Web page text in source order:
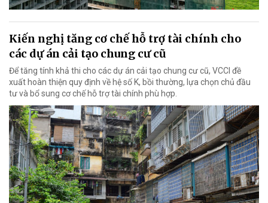
Kiến nghị tăng cơ chế hỗ trợ tài chính cho
các dự án cải tạo chung cư cũ
Để tăng tính khả thi cho các dự án cải tạo chung cư cũ, VCCI đề
xuất hoàn thiện quy định về hệ số K, bồi thường, lựa chọn chủ đầu
tư và bổ sung cơ chế hỗ trợ tài chính phù hợp.